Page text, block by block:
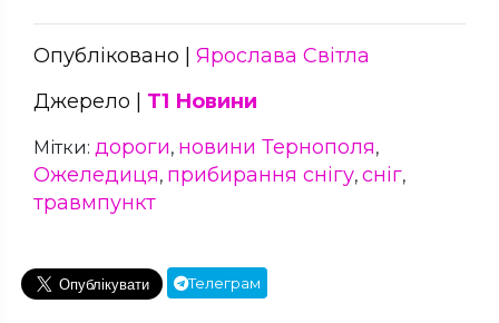
Опубліковано | Ярослава Світла
Джерело | Т1 Новини
Мітки: дороги, новини Тернополя,
Ожеледиця, прибирання снігу, сніг,
травмпункт
Телеграм